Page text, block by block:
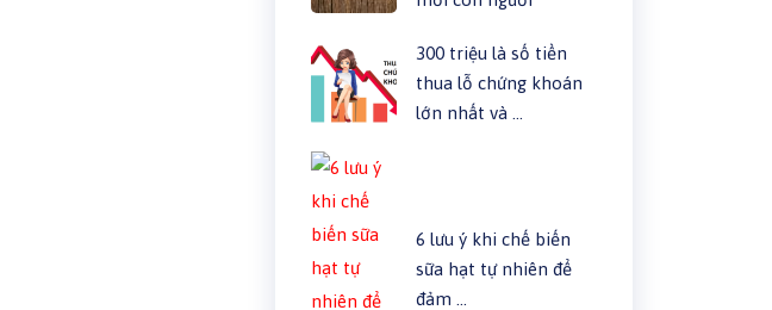
300 triệu là số tiền
thua lỗ chứng khoán
lớn nhất và …
6 lưu ý khi chế biến
sữa hạt tự nhiên để
đảm …